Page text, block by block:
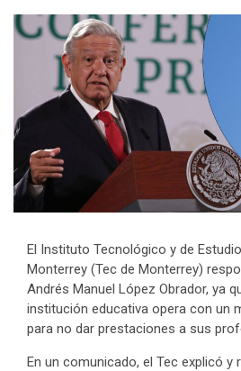
El Instituto Tecnológico y de
Monterrey (Tec de Monterrey)
Andrés Manuel López Obrador, ya
institución educativa opera con un
para no dar prestaciones a sus
En un comunicado, el Tec explicó y